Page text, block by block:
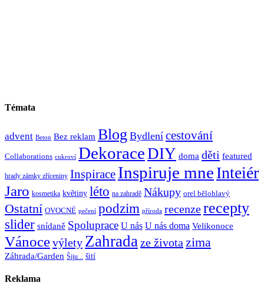
Témata
advent Beton Bez reklam Blog Bydlení cestování
Collaborations cukroví DekoraceDIY doma děti featured
hrady zámky zříceniny Inspirace Inspiruje mneInteiér
Jaro kosmetika květiny léto na zahradě Nákupy orel bělohlavý
Ostatní OVOCNÉ pečení podzim příroda recenzerecepty
slider snídaně Spoluprace U nás U nás doma Velikonoce
Vánocevýlety Zahrada ze života zima
Záhrada/Garden Šiju... šití
Reklama